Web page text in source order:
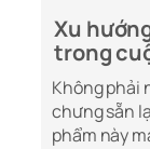
Xu
trong
Không phải
chưng sẵn
phẩm này